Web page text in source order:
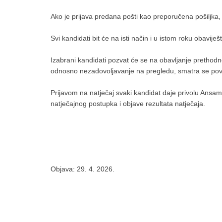
Ako je prijava predana pošti kao preporučena
Svi kandidati bit će na isti način i u istom roku
Izabrani kandidati pozvat će se na obavljanje
odnosno nezadovoljavanje na pregledu, smatra se
Prijavom na natječaj svaki kandidat daje privolu
natječajnog postupka i objave rezultata natječaja.
Objava: 29. 4. 2026.